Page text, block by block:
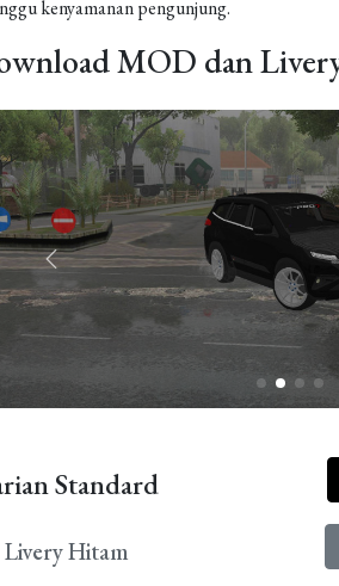
kenyamanan pengunjung.
MOD dan
Standard
Livery Hitam